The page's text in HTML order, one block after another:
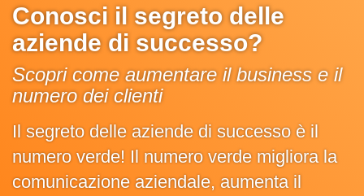
Conosci il segreto delle
aziende di successo?
Scopri come aumentare il business e il
numero dei clienti
Il segreto delle aziende di successo è il
numero verde! Il numero verde migliora la
comunicazione aziendale, aumenta il